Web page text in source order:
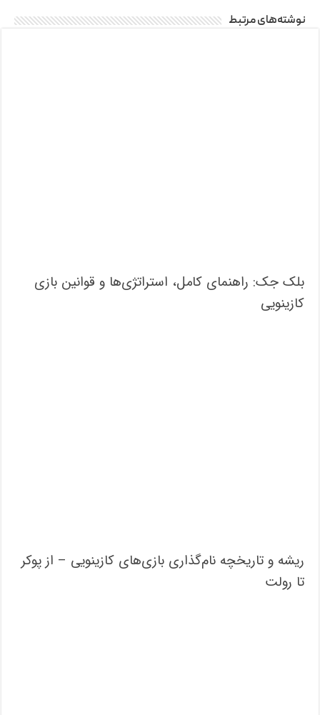
نوشته‌های مرتبط
بلک جک: راهنمای کامل، استراتژی‌ها و قوانین بازی
کازینویی
ریشه و تاریخچه نام‌گذاری بازی‌های کازینویی – از پوکر
تا رولت